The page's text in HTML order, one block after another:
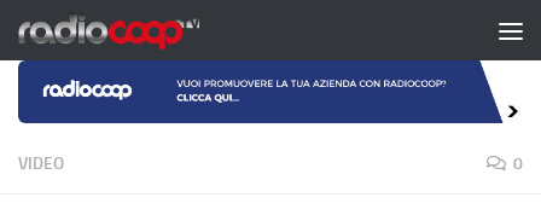
Salta al contenuto
VIDEO 0